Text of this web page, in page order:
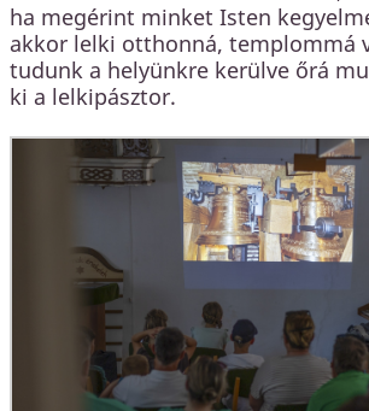
ha megérint minket Isten
akkor lelki otthonná, templommá
tudunk a helyünkre kerülve őrá
ki a lelkipásztor.